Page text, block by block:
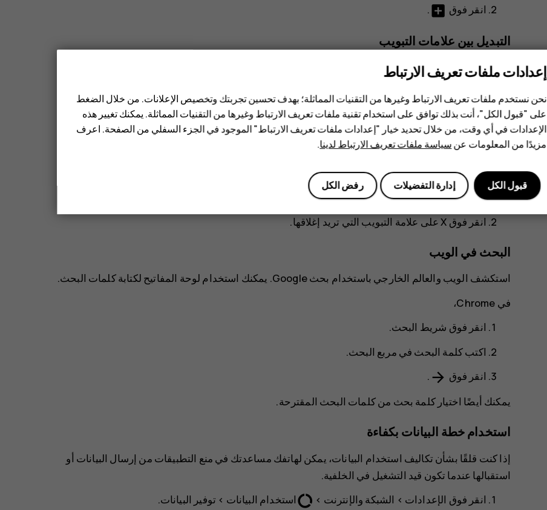
انقر فوق add_box
.
التبديل بين علامات التبويب
انقر فوق المربع المجاور لشريط العنوان.
انقر فوق علامة التبويب التي تريدها.
إغلاق علامة تبويب
في Chrome،
انقر فوق المربع المجاور لشريط العنوان.
انقر فوق Xعلى علامة التبويب التي تريد إغلاقها.
البحث في الويب
استكشف الويب والعالم الخارجي باستخدام بحث Google. يمكنك استخدام لوحة المفاتيح لكتابة كلمات البحث.
في Chrome،
انقر فوق شريط البحث.
اكتب كلمة البحث في مربع البحث.
انقر فوق arrow_forward
.
يمكنك أيضًا اختيار كلمة بحث من كلمات البحث المقترحة.
استخدام خطة البيانات بكفاءة
إذا كنت قلقًا بشأن تكاليف استخدام البيانات، يمكن لهاتفك مساعدتك في منع التطبيقات من إرسال البيانات أو
استقبالها عندما تكون قيد التشغيل في الخلفية.
انقر فوق الإعدادات > ‬‏‫الشبكة والإنترنت‬‏‫ >
data_usage‬‏‫استخدام البيانات‬‏‫ > توفير البيانات.
إعدادات ملفات تعريف الارتباط
نحن نستخدم ملفات تعريف الارتباط وغيرها من التقنيات المماثلة؛ بهدف تحسين تجربتك وتخصيص الإعلانات. من خلال الضغط
على "قبول الكل"، أنت بذلك توافق على استخدام تقنية ملفات تعريف الارتباط وغيرها من التقنيات المماثلة. يمكنك تغيير هذه
الإعدادات في أي وقت، من خلال تحديد خيار "إعدادات ملفات تعريف الارتباط" الموجود في الجزء السفلي من الصفحة. اعرف
مزيدًا من المعلومات عنسياسة ملفات تعريف الارتباط لدينا.
رفض الكل إدارة التفضيلات قبول الكل